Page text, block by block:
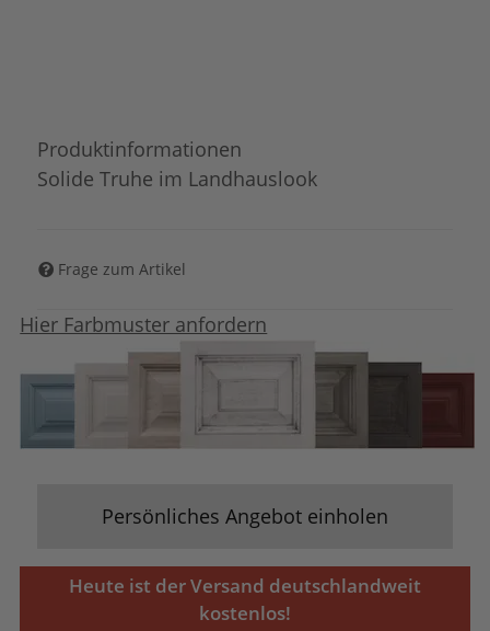
Produktinformationen
Solide Truhe im Landhauslook
Frage zum Artikel
Hier Farbmuster anfordern
Persönliches Angebot einholen
Heute ist der Versand deutschlandweit
kostenlos!